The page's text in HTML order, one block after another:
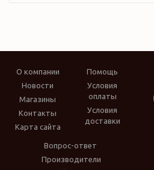
О компании
Новости
Магазины
Контакты
Карта сайта
Помощь
Условия
оплаты
Условия
доставки
Вопрос-ответ
Производители